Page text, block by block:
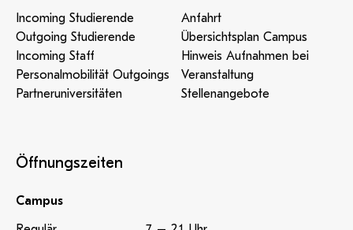
Incoming Studierende
Outgoing Studierende
Incoming Staff
Personalmobilität Outgoings
Partneruniversitäten
Anfahrt
Übersichtsplan Campus
Hinweis Aufnahmen bei
Veranstaltung
Stellenangebote
Öffnungszeiten
Campus